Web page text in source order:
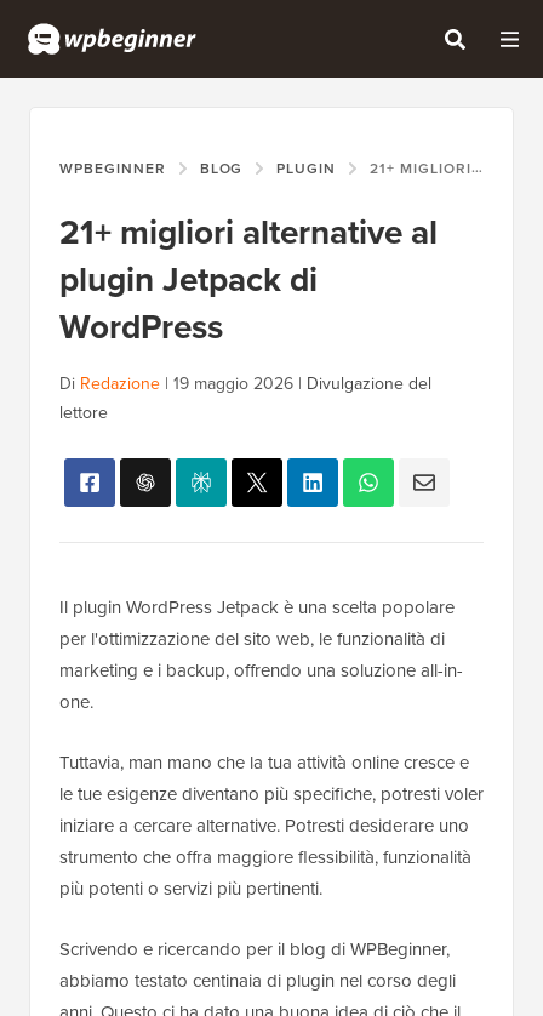
WPBEGINNER BLOG PLUGIN 21+ MIGLIORI ALTERNATIVE AL PLUGIN JETPACK DI WORDPRESS
21+ migliori alternative al
plugin Jetpack di
WordPress
Di Redazione | 19 maggio 2026 | Divulgazione del
lettore
Il plugin WordPress Jetpack è una scelta popolare
per l'ottimizzazione del sito web, le funzionalità di
marketing e i backup, offrendo una soluzione all-in-
one.
Tuttavia, man mano che la tua attività online cresce e
le tue esigenze diventano più specifiche, potresti voler
iniziare a cercare alternative. Potresti desiderare uno
strumento che offra maggiore flessibilità, funzionalità
più potenti o servizi più pertinenti.
Scrivendo e ricercando per il blog di WPBeginner,
abbiamo testato centinaia di plugin nel corso degli